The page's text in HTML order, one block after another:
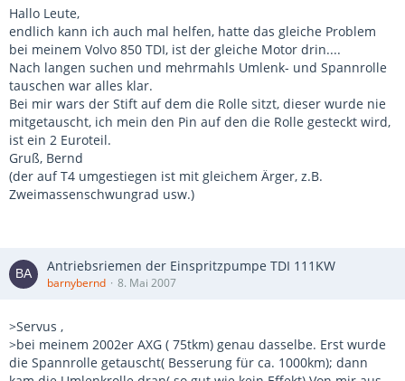
Hallo Leute,
endlich kann ich auch mal helfen, hatte das gleiche Problem
bei meinem Volvo 850 TDI, ist der gleiche Motor drin....
Nach langen suchen und mehrmahls Umlenk- und Spannrolle
tauschen war alles klar.
Bei mir wars der Stift auf dem die Rolle sitzt, dieser wurde nie
mitgetauscht, ich mein den Pin auf den die Rolle gesteckt wird,
ist ein 2 Euroteil.
Gruß, Bernd
(der auf T4 umgestiegen ist mit gleichem Ärger, z.B.
Zweimassenschwungrad usw.)
Antriebsriemen der Einspritzpumpe TDI 111KW
barnybernd 8. Mai 2007
>Servus ,
>bei meinem 2002er AXG ( 75tkm) genau dasselbe. Erst wurde
die Spannrolle getauscht( Besserung für ca. 1000km); dann